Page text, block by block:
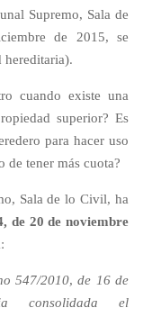
Supremo, Sala de
de 2015, se
hereditaria).
cuando existe una
superior? Es
para hacer uso
de tener más cuota?
Sala de lo Civil, ha
de 20 de noviembre
547/2010, de 16 de
consolidada el